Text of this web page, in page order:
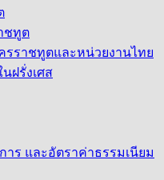
ชทูต
รราชทูตและหน่วยงานไทย
ฝรั่งเศส
าร และอัตราค่าธรรมเนียม